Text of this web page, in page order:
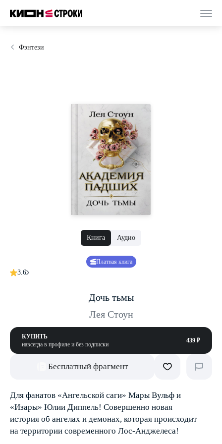
Фэнтези
Книга Аудио
Платная книга
3.6
Дочь тьмы
Лея Стоун
КУПИТЬ
навсегда в профиле и без подписки
439 ₽
Бесплатный фрагмент
Для фанатов «Ангельской саги» Мары Вульф и
«Изары» Юлии Диппель! Совершенно новая
история об ангелах и демонах, которая происходит
на территории современного Лос-Анджелеса!